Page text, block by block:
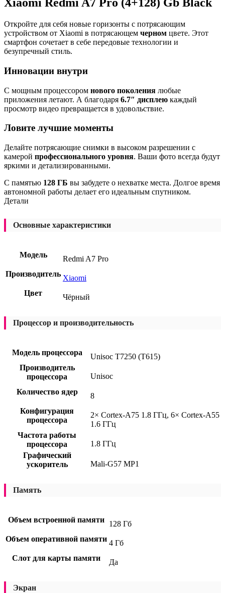
Xiaomi Redmi A7 Pro (4+128) Gb Black
Откройте для себя новые горизонты с потрясающим
устройством от Xiaomi в потрясающем черном цвете. Этот
смартфон сочетает в себе передовые технологии и
безупречный стиль.
Инновации внутри
С мощным процессором нового поколения любые
приложения летают. А благодаря 6.7″ дисплею каждый
просмотр видео превращается в удовольствие.
Ловите лучшие моменты
Делайте потрясающие снимки в высоком разрешении с
камерой профессионального уровня. Ваши фото всегда будут
яркими и детализированными.
С памятью 128 ГБ вы забудете о нехватке места. Долгое время
автономной работы делает его идеальным спутником.
Детали
Основные характеристики
Модель
Redmi A7 Pro
Производитель Xiaomi
Цвет
Чёрный
Процессор и производительность
Модель процессора
Unisoc T7250 (T615)
Производитель
процессора
Unisoc
Количество ядер
8
Конфигурация
процессора
2× Cortex-A75 1.8 ГГц, 6× Cortex-A55
1.6 ГГц
Частота работы
процессора
1.8 ГГц
Графический
ускоритель
Mali-G57 MP1
Память
Объем встроенной памяти 128 Гб
Объем оперативной памяти 4 Гб
Слот для карты памяти
Да
Экран